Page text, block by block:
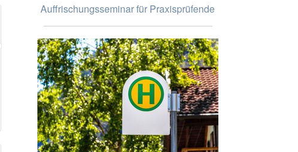
Auffrischungsseminar für Praxisprüfende